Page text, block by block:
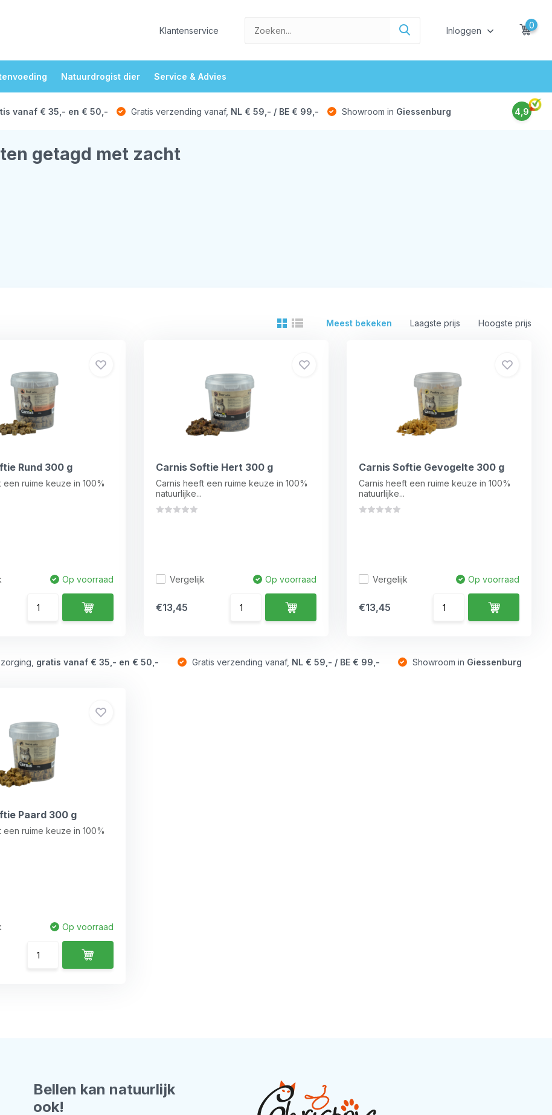
Klantenservice Inloggen
0
Natuurdrogist dier Service & Advies
vanaf € 35,- en € 50,- Gratis verzending vanaf, NL € 59,- / BE € 99,- Showroom in Giessenburg 4,9
getagd met zacht
Meest bekeken Laagste prijs Hoogste prijs
Rund 300 g
een ruime keuze in 100%
Op voorraad
Carnis Softie Hert 300 g
Carnis heeft een ruime keuze in 100%
natuurlijke...
Vergelijk Op voorraad
€13,45
Carnis Softie Gevogelte 300 g
Carnis heeft een ruime keuze in 100%
natuurlijke...
Vergelijk Op voorraad
€13,45
gratis vanaf € 35,- en € 50,- Gratis verzending vanaf, NL € 59,- / BE € 99,- Showroom in Giessenburg
Paard 300 g
een ruime keuze in 100%
Op voorraad
Bellen kan natuurlijk
ook!